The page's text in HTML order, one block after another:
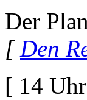
Der
[Den
[ 14